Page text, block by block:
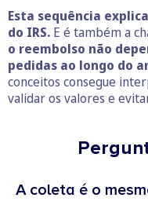
Esta sequência
do IRS. E é também a
o reembolso não
pedidas ao longo do
conceitos consegue
validar os valores e
A coleta é o